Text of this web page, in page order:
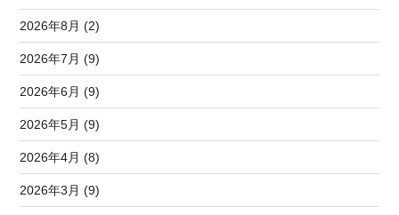
2026年8月 (2)
2026年7月 (9)
2026年6月 (9)
2026年5月 (9)
2026年4月 (8)
2026年3月 (9)